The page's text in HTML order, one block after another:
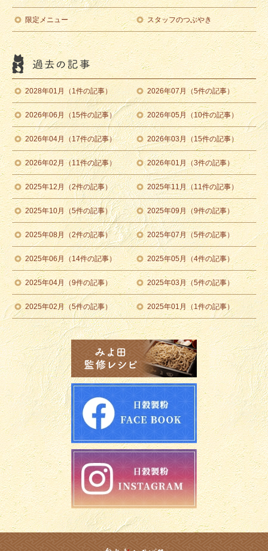
限定メニュー スタッフのつぶやき
2028年01月（1件の記事） 2026年07月（5件の記事）
2026年06月（15件の記事） 2026年05月（10件の記事）
2026年04月（17件の記事） 2026年03月（15件の記事）
2026年02月（11件の記事） 2026年01月（3件の記事）
2025年12月（2件の記事） 2025年11月（11件の記事）
2025年10月（5件の記事） 2025年09月（9件の記事）
2025年08月（2件の記事） 2025年07月（5件の記事）
2025年06月（14件の記事） 2025年05月（4件の記事）
2025年04月（9件の記事） 2025年03月（5件の記事）
2025年02月（5件の記事） 2025年01月（1件の記事）